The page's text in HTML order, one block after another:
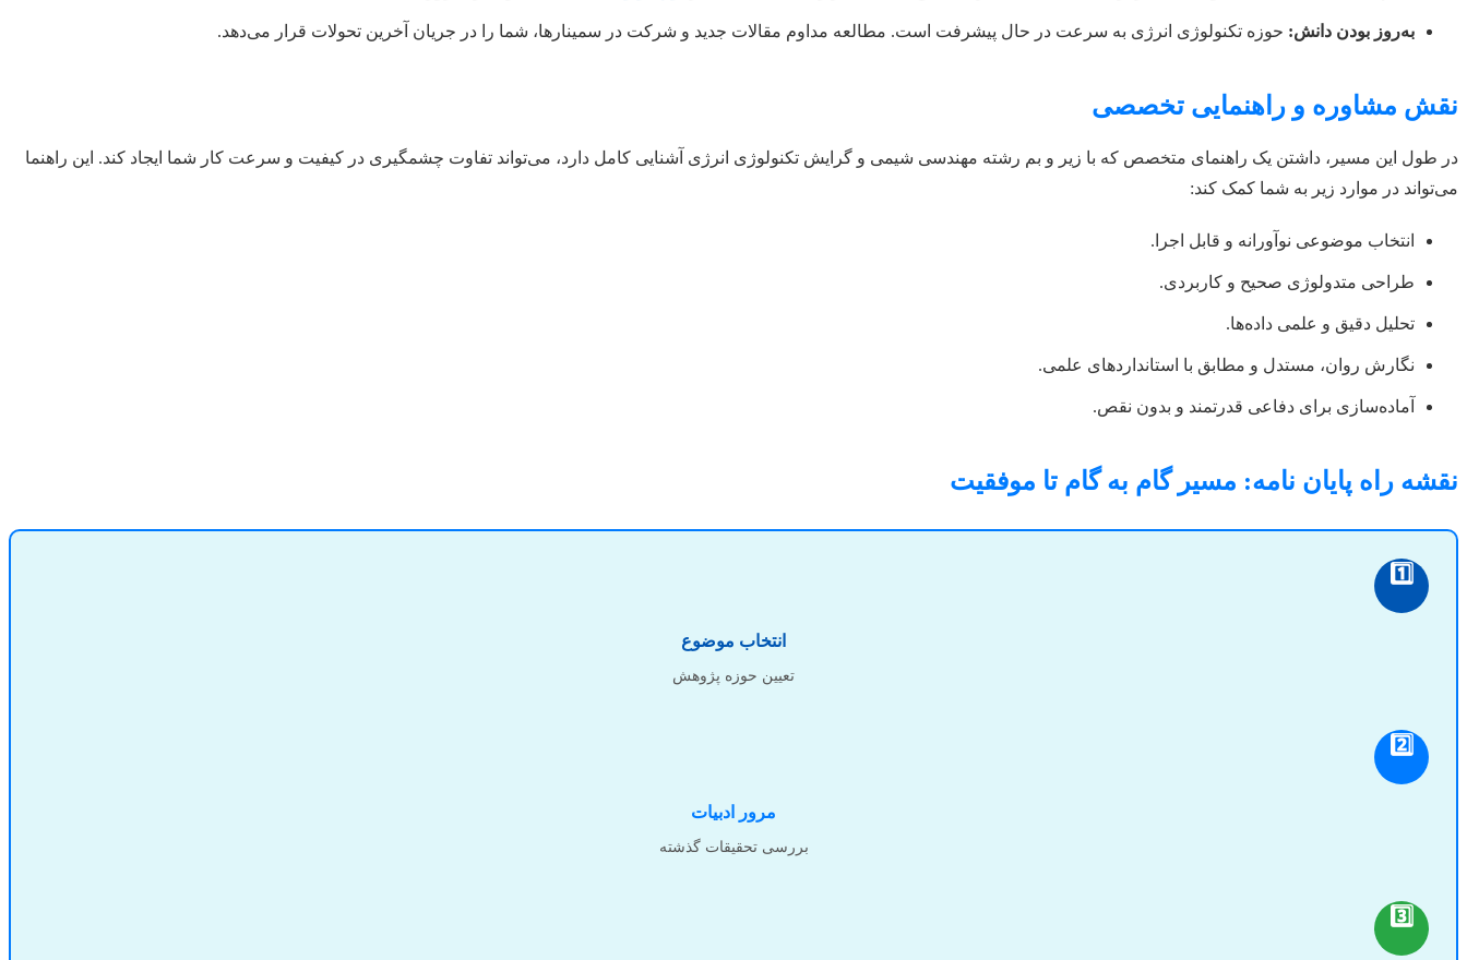
به‌روز بودن دانش: حوزه تکنولوژی انرژی به سرعت در حال پیشرفت است. مطالعه مداوم مقالات جدید و شرکت در سمینارها، شما را در جریان آخرین تحولات قرار می‌دهد.
نقش مشاوره و راهنمایی تخصصی
در طول این مسیر، داشتن یک راهنمای متخصص که با زیر و بم رشته مهندسی شیمی و گرایش تکنولوژی انرژی آشنایی کامل دارد، می‌تواند تفاوت چشمگیری در کیفیت و سرعت کار شما ایجاد کند. این راهنما
می‌تواند در موارد زیر به شما کمک کند:
انتخاب موضوعی نوآورانه و قابل اجرا.
طراحی متدولوژی صحیح و کاربردی.
تحلیل دقیق و علمی داده‌ها.
نگارش روان، مستدل و مطابق با استانداردهای علمی.
آماده‌سازی برای دفاعی قدرتمند و بدون نقص.
نقشه راه پایان نامه: مسیر گام به گام تا موفقیت
1️⃣
انتخاب موضوع
تعیین حوزه پژوهش
2️⃣
مرور ادبیات
بررسی تحقیقات گذشته
3️⃣